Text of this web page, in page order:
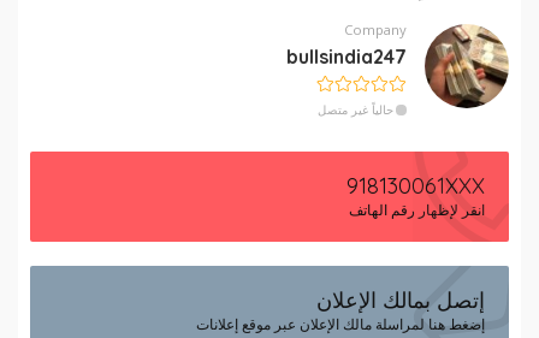
Company
bullsindia247
حالياً غير متصل
918130061XXX
انقر لإظهار رقم الهاتف
إتصل بمالك الإعلان
إضغط هنا لمراسلة مالك الإعلان عبر موقع إعلانات